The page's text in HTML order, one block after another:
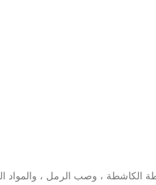
، وصب الرمل ، والمواد